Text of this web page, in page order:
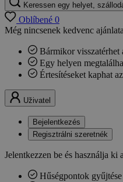
Keressen egy helyet,
Oblíbené 0
Még nincsenek kedvenc
Bármikor visszatérhet
Egy helyen
Értesítéseket kaphat
Uživatel
Bejelentkezés
Regisztrálni szeretnék
Jelentkezzen be és használja
Hűségpontok gyűjtése